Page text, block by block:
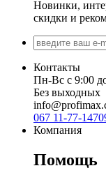
Новинки,
скидки и
Контакты
Пн-Вс с 9:00
Без выходных
067 11-77-147
Компания
Помощь